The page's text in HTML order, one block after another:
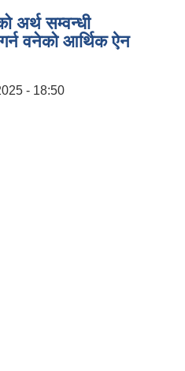
अर्थ सम्वन्धी
गर्न वनेको आर्थिक ऐन
- 18:50